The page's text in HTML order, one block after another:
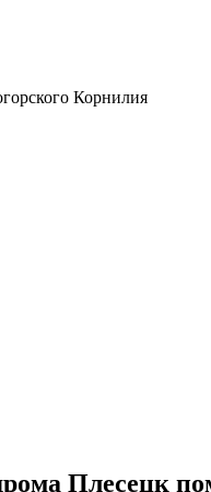
Корнилия
Плесецк